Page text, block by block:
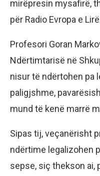
mirëpresin mysafirë,
për Radio Evropa e
Profesori Goran
Ndërtimtarisë në
nisur të ndërtohen pa
paligjshme,
mund të kenë marrë
Sipas tij, veçanërisht
ndërtime legalizohen
sepse, siç thekson ai,